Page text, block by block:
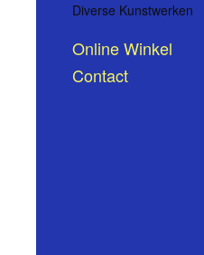
Diverse Kunstwerken
Online Winkel
Contact